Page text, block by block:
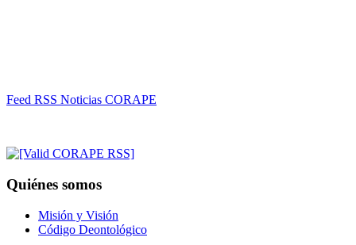
Feed RSS Noticias CORAPE
Quiénes somos
Misión y Visión
Código Deontológico